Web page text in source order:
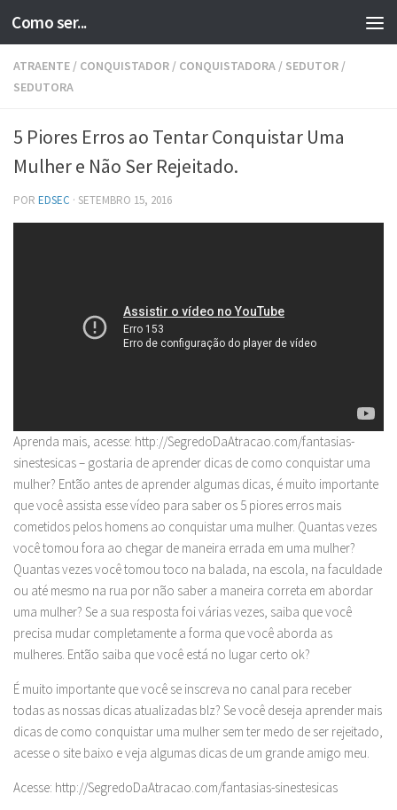
Skip to content
Como ser...
ATRAENTE / CONQUISTADOR / CONQUISTADORA / SEDUTOR /
SEDUTORA
5 Piores Erros ao Tentar Conquistar Uma
Mulher e Não Ser Rejeitado.
POR EDSEC · SETEMBRO 15, 2016
Aprenda mais, acesse: http://SegredoDaAtracao.com/fantasias-
sinestesicas – gostaria de aprender dicas de como conquistar uma
mulher? Então antes de aprender algumas dicas, é muito importante
que você assista esse vídeo para saber os 5 piores erros mais
cometidos pelos homens ao conquistar uma mulher. Quantas vezes
você tomou fora ao chegar de maneira errada em uma mulher?
Quantas vezes você tomou toco na balada, na escola, na faculdade
ou até mesmo na rua por não saber a maneira correta em abordar
uma mulher? Se a sua resposta foi várias vezes, saiba que você
precisa mudar completamente a forma que você aborda as
mulheres. Então saiba que você está no lugar certo ok?
É muito importante que você se inscreva no canal para receber
todas as nossas dicas atualizadas blz? Se você deseja aprender mais
dicas de como conquistar uma mulher sem ter medo de ser rejeitado,
acesse o site baixo e veja algumas dicas de um grande amigo meu.
Acesse: http://SegredoDaAtracao.com/fantasias-sinestesicas